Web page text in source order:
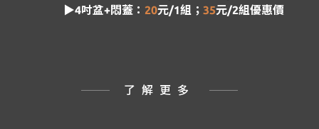
▶4吋盆+悶蓋： 20元/1組； 35元/2組優惠價
了解更多